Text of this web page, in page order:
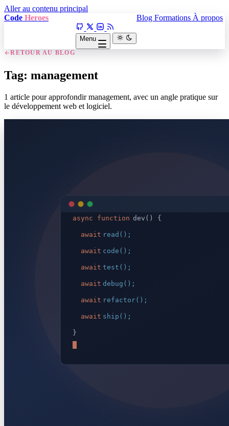
Aller au contenu principal
Code Heroes Blog Formations À propos
Menu
RETOUR AU BLOG
Tag: management
1 article pour approfondir management, avec un angle pratique sur
le développement web et logiciel.